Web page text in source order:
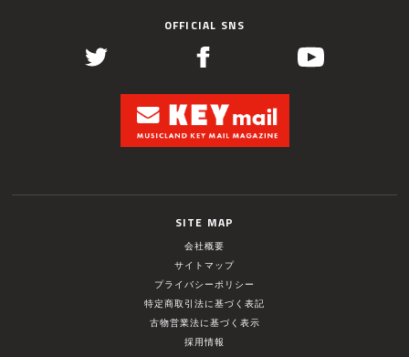
OFFICIAL SNS
SITE MAP
会社概要
サイトマップ
プライバシーポリシー
特定商取引法に基づく表記
古物営業法に基づく表示
採用情報